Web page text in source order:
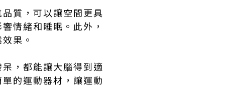
質，可以讓空間更具
情緒和睡眠。此外，
果。
，都能讓大腦得到適
的運動器材，讓運動